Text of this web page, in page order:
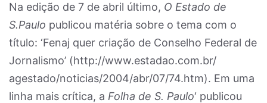
Na edição de 7 de abril último, O Estado de
S.Paulo publicou matéria sobre o tema com o
título: ‘Fenaj quer criação de Conselho Federal de
Jornalismo’ (http://www.estadao.com.br/
agestado/noticias/2004/abr/07/74.htm). Em uma
linha mais crítica, a Folha de S. Paulo‘ publicou